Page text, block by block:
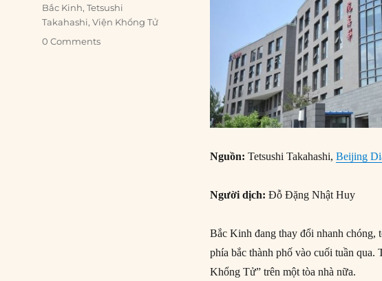
Nguồn:Tetsushi Takahashi,Beijing
Người dịch:Đỗ Đặng Nhật Huy
Bắc Kinh đang thay đổi nhanh
phía bắc thành phố vào cuối tuần
Khổng Tử” trên một tòa nhà nữa.
Bắc Kinh,Tetsushi
Takahashi,Viện Khổng Tử
0 Comments